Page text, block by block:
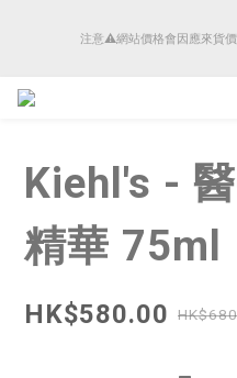
注意⚠️網站價格會因應來貨
順豐香港將於4月14日起減少SMS短訊
Kiehl's -
精華 75ml
HK$580.00